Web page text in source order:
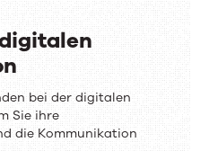
bei der digitalen
Sie ihre
die Kommunikation